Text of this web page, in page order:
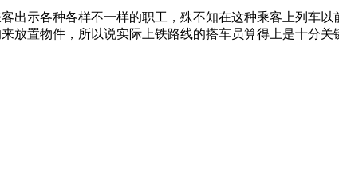
示各种各样不一样的职工，殊不知在这种乘客上列车
放置物件，所以说实际上铁路线的搭车员算得上是十分关